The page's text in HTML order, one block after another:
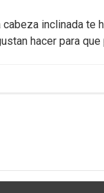
inclinada
hacer para